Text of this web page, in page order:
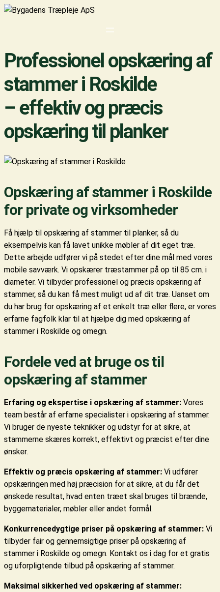
Professionel opskæring af
stammer i Roskilde
– effektiv og præcis
opskæring til planker
Opskæring af stammer i Roskilde
for private og virksomheder
Få hjælp til opskæring af stammer til planker, så du
eksempelvis kan få lavet unikke møbler af dit eget træ.
Dette arbejde udfører vi på stedet efter dine mål med vores
mobile savværk. Vi opskærer træstammer på op til 85 cm. i
diameter. Vi tilbyder professionel og præcis opskæring af
stammer, så du kan få mest muligt ud af dit træ. Uanset om
du har brug for opskæring af et enkelt træ eller flere, er vores
erfarne fagfolk klar til at hjælpe dig med opskæring af
stammer i Roskilde og omegn.
Fordele ved at bruge os til
opskæring af stammer
Erfaring og ekspertise i opskæring af stammer: Vores
team består af erfarne specialister i opskæring af stammer.
Vi bruger de nyeste teknikker og udstyr for at sikre, at
stammerne skæres korrekt, effektivt og præcist efter dine
ønsker.
Effektiv og præcis opskæring af stammer: Vi udfører
opskæringen med høj præcision for at sikre, at du får det
ønskede resultat, hvad enten træet skal bruges til brænde,
byggematerialer, møbler eller andet formål.
Konkurrencedygtige priser på opskæring af stammer: Vi
tilbyder fair og gennemsigtige priser på opskæring af
stammer i Roskilde og omegn. Kontakt os i dag for et gratis
og uforpligtende tilbud på opskæring af stammer.
Maksimal sikkerhed ved opskæring af stammer: